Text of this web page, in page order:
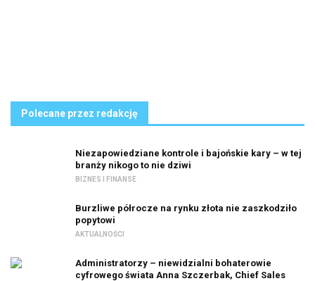
Polecane przez redakcję
Niezapowiedziane kontrole i bajońskie kary – w tej
branży nikogo to nie dziwi
BIZNES I FINANSE
Burzliwe półrocze na rynku złota nie zaszkodziło
popytowi
AKTUALNOŚCI
Administratorzy – niewidzialni bohaterowie
cyfrowego świata Anna Szczerbak, Chief Sales